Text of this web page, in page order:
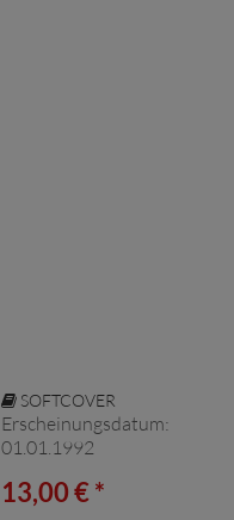
SOFTCOVER
Erscheinungsdatum:
01.01.1992
13,00 € *